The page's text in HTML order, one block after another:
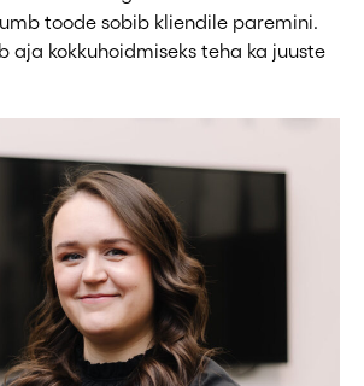
toode sobib kliendile paremini.
aja kokkuhoidmiseks teha ka juuste